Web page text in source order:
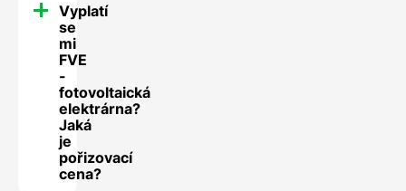
Vyplatí
se
mi
FVE
-
fotovoltaická
elektrárna?
Jaká
je
pořizovací
cena?